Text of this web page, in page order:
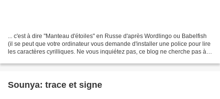
... c'est à dire "Manteau d'étoiles" en Russe d'après Wordlingo ou Babelfish
(il se peut que votre ordinateur vous demande d'installer une police pour lire
les caractères cyrilliques. Ne vous inquiétez pas, ce blog ne cherche pas à
Sounya: trace et signe